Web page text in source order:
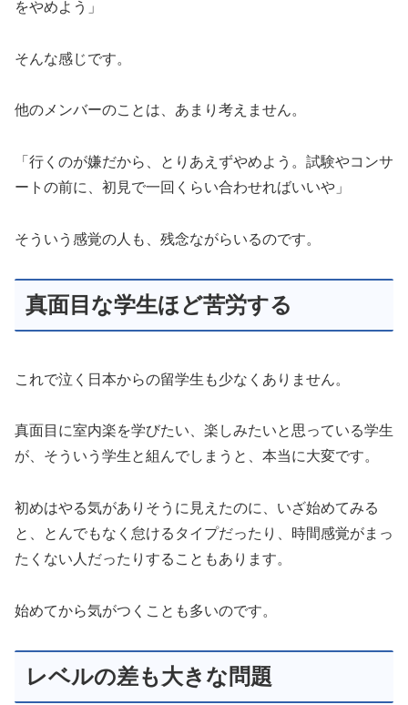
をやめよう」
そんな感じです。
他のメンバーのことは、あまり考えません。
「行くのが嫌だから、とりあえずやめよう。試験やコンサ
ートの前に、初見で一回くらい合わせればいいや」
そういう感覚の人も、残念ながらいるのです。
真面目な学生ほど苦労する
これで泣く日本からの留学生も少なくありません。
真面目に室内楽を学びたい、楽しみたいと思っている学生
が、そういう学生と組んでしまうと、本当に大変です。
初めはやる気がありそうに見えたのに、いざ始めてみる
と、とんでもなく怠けるタイプだったり、時間感覚がまっ
たくない人だったりすることもあります。
始めてから気がつくことも多いのです。
レベルの差も大きな問題